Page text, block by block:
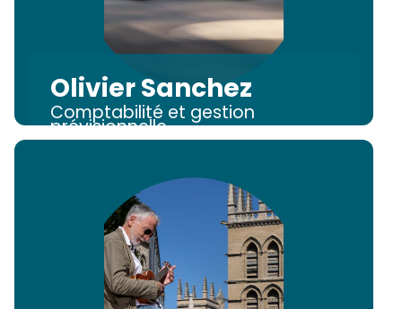
Olivier Sanchez
Comptabilité et gestion
prévisionnelle